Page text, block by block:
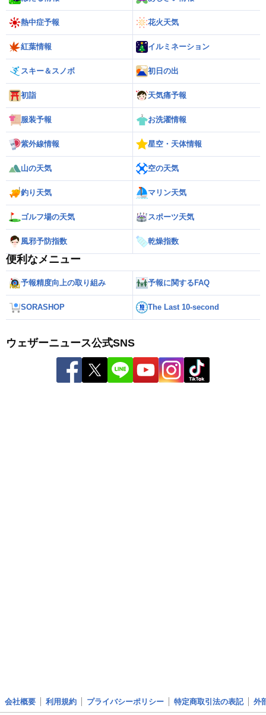
熱中症予報 花火天気
紅葉情報 イルミネーション
スキー＆スノボ 初日の出
初詣 天気痛予報
服装予報 お洗濯情報
紫外線情報 星空・天体情報
山の天気 空の天気
釣り天気 マリン天気
ゴルフ場の天気 スポーツ天気
風邪予防指数 乾燥指数
便利なメニュー
予報精度向上の取り組み 予報に関するFAQ
SORASHOP The Last 10-second
ウェザーニュース公式SNS
会社概要 利用規約 プライバシーポリシー 特定商取引法の表記 外